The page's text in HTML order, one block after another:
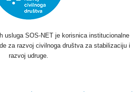
usluga SOS-NET je korisnica institucionalne
za razvoj civilnoga društva za stabilizaciju i
razvoj udruge.